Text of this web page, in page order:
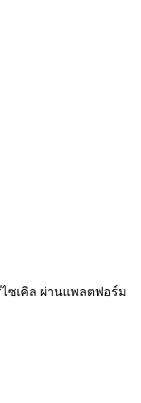
ซเคิล ผ่านแพลตฟอร์ม